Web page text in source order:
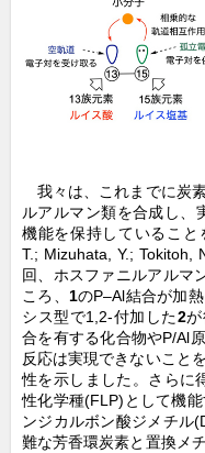
我々は、これまでに炭
ルアルマン類を合成し、
機能を保持していること
T.; Mizuhata, Y.; Tokitoh,
回、ホスファニルアルマ
ころ、 1のP–Al結合が加
シス型で1,2-付加した2が
合を有する化合物やP/Al
反応は実現できないこと
性を示しました。さらに
性化学種(FLP)として機
ンジカルボン酸ジメチル
難な芳香環炭素と置換メ